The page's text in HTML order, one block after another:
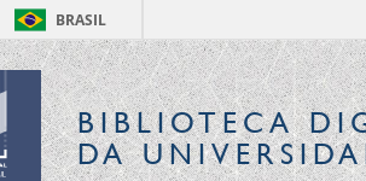
BRASIL
BIBLIOTECA
DA